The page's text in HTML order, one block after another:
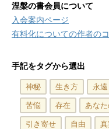
涅槃の書会員について
入会案内ページ
有料化についての作者の
手記をタグから選出
神秘 生き方 永遠
苦悩
存在 あな
引き寄せ
自由